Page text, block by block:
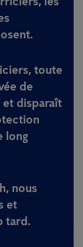
toute
de
disparaît
long
nous
et
tard.